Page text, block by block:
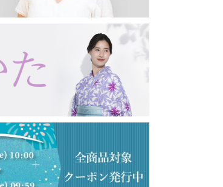
男性用 ブレスレット 念珠入れ